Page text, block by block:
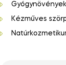
Gyógynövények
Kézműves